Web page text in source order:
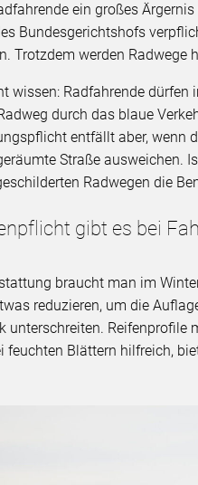
ein großes
Bundesgerichtshofs
Trotzdem werden Radwege
wissen: Radfahrende dürfen
durch das blaue
entfällt aber, wenn
Straße ausweichen.
Radwegen die
gibt es bei
braucht man im
reduzieren, um die
unterschreiten.
feuchten Blättern hilfreich,